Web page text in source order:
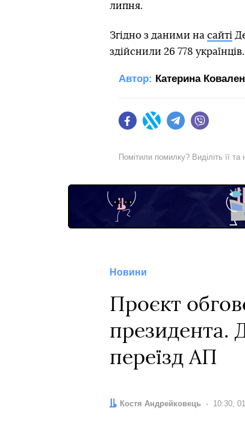
липня.
Згідно з даними на сайті
здійснили 26 778 українців.
Автор: Катерина
FacebookTwitter Telegram
Помітили помилку? Виділіть її та
Новини
Проєкт
президента.
переїзд АП
Автор:
Костя Андрейковець Дата:
10:30,